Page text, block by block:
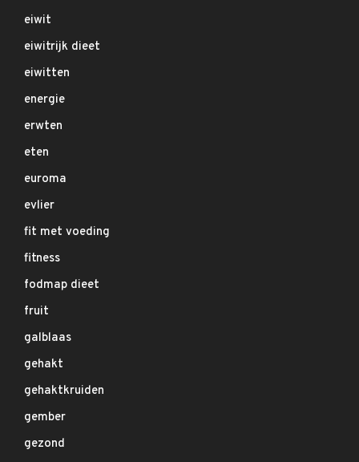
eiwit
eiwitrijk dieet
eiwitten
energie
erwten
eten
euroma
evlier
fit met voeding
fitness
fodmap dieet
fruit
galblaas
gehakt
gehaktkruiden
gember
gezond